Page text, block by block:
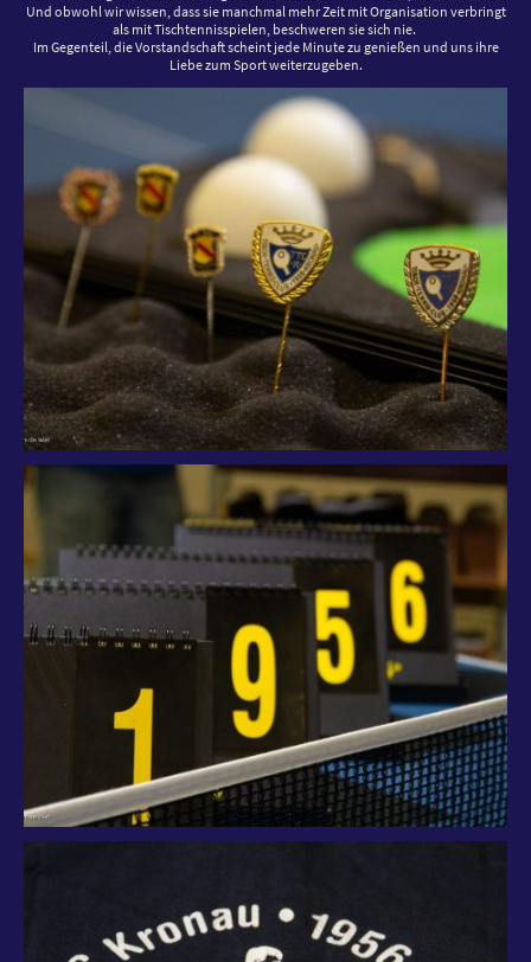
Und obwohl wir wissen, dass sie manchmal mehr Zeit mit Organisation verbringt
als mit Tischtennisspielen, beschweren sie sich nie.
Im Gegenteil, die Vorstandschaft scheint jede Minute zu genießen und uns ihre
Liebe zum Sport weiterzugeben.